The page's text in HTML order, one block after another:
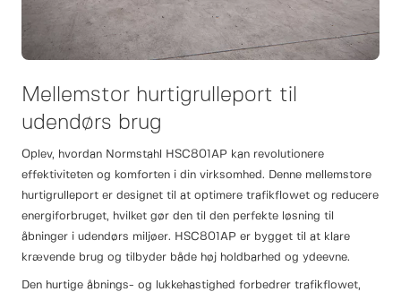
Mellemstor hurtigrulleport til
udendørs brug
Oplev, hvordan Normstahl HSC801AP kan revolutionere
effektiviteten og komforten i din virksomhed. Denne mellemstore
hurtigrulleport er designet til at optimere trafikflowet og reducere
energiforbruget, hvilket gør den til den perfekte løsning til
åbninger i udendørs miljøer. HSC801AP er bygget til at klare
krævende brug og tilbyder både høj holdbarhed og ydeevne.
Den hurtige åbnings- og lukkehastighed forbedrer trafikflowet,